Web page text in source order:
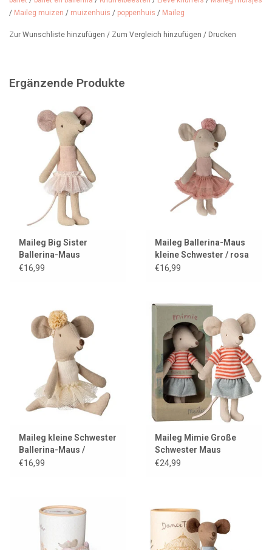
/ Maileg muizen / muizenhuis / poppenhuis / Maileg
Zur Wunschliste hinzufügen / Zum Vergleich hinzufügen / Drucken
Ergänzende Produkte
Maileg Big Sister
Ballerina-Maus
€16,99
Maileg Ballerina-Maus
kleine Schwester / rosa
€16,99
Maileg kleine Schwester
Ballerina-Maus /
gebrochenes Weiß
€16,99
Maileg Mimie Große
Schwester Maus
€24,99